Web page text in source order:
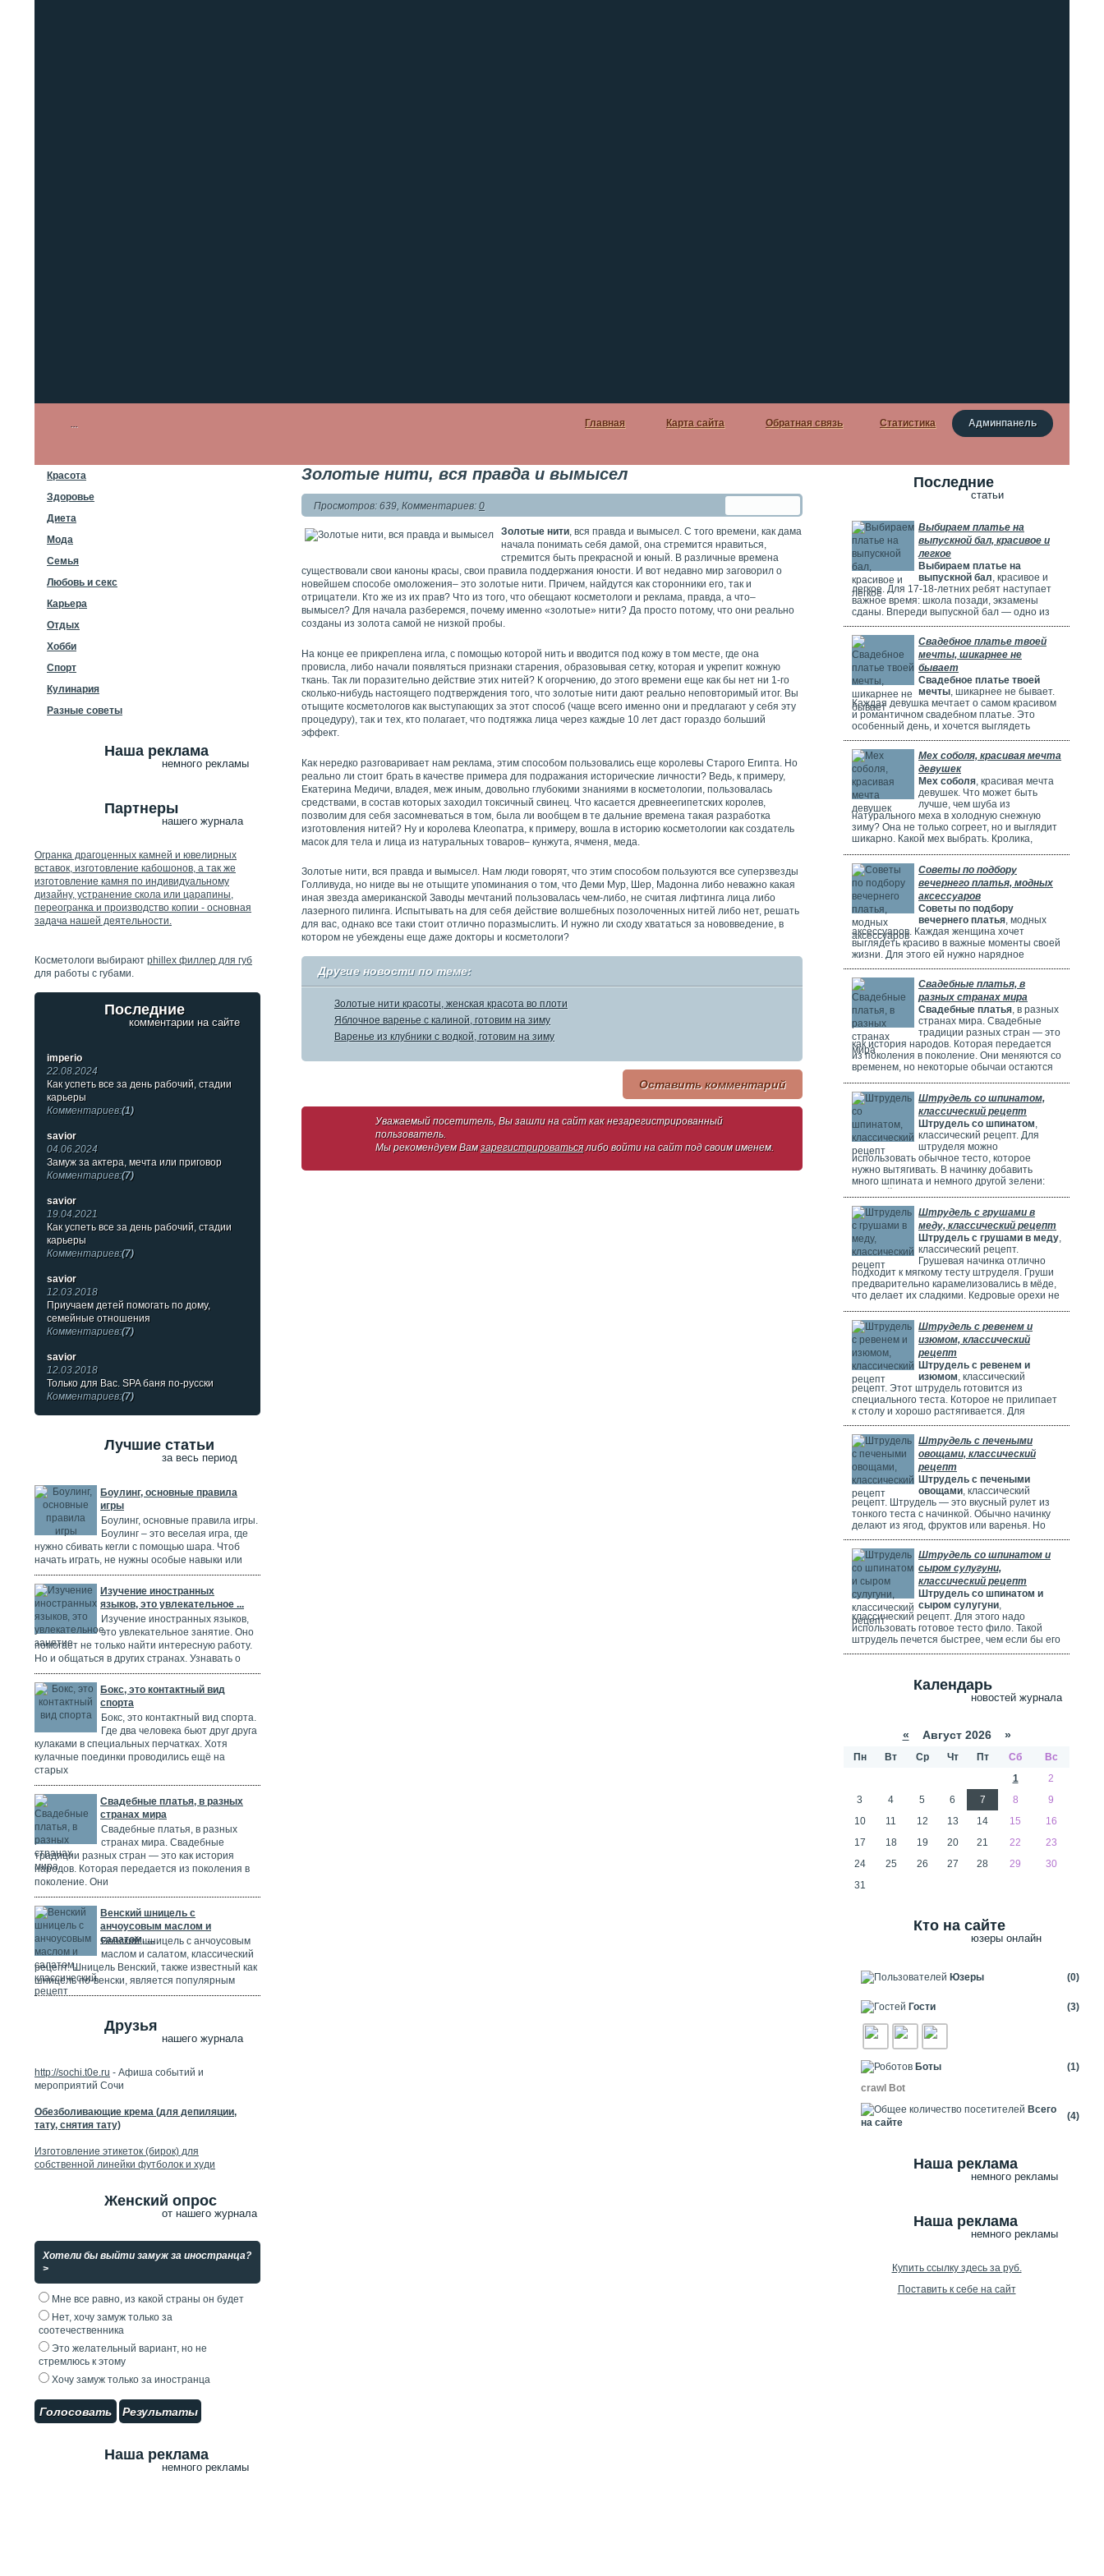
Админпанель
Статистика
Обратная связь
Карта сайта
Главная
Золотые нити, вся правда и вымысел
Просмотров: 639, Комментариев: 0
Золотые нити, вся правда и вымысел. С того времени, как дама
начала понимать себя дамой, она стремится нравиться,
стремится быть прекрасной и юный. В различные времена
существовали свои каноны красы, свои правила поддержания юности. И вот недавно мир заговорил о
новейшем способе омоложения– это золотые нити. Причем, найдутся как сторонники его, так и
отрицатели. Кто же из их прав? Что из того, что обещают косметологи и реклама, правда, а что–
вымысел? Для начала разберемся, почему именно «золотые» нити? Да просто потому, что они реально
созданы из золота самой не низкой пробы.
На конце ее прикреплена игла, с помощью которой нить и вводится под кожу в том месте, где она
провисла, либо начали появляться признаки старения, образовывая сетку, которая и укрепит кожную
ткань. Так ли поразительно действие этих нитей? К огорчению, до этого времени еще как бы нет ни 1-го
сколько-нибудь настоящего подтверждения того, что золотые нити дают реально неповторимый итог. Вы
отыщите косметологов как выступающих за этот способ (чаще всего именно они и предлагают у себя эту
процедуру), так и тех, кто полагает, что подтяжка лица через каждые 10 лет даст гораздо больший
эффект.
Как нередко разговаривает нам реклама, этим способом пользовались еще королевы Старого Египта. Но
реально ли стоит брать в качестве примера для подражания исторические личности? Ведь, к примеру,
Екатерина Медичи, владея, меж иным, довольно глубокими знаниями в косметологии, пользовалась
средствами, в состав которых заходил токсичный свинец. Что касается древнеегипетских королев,
позволим для себя засомневаться в том, была ли вообщем в те дальние времена такая разработка
изготовления нитей? Ну и королева Клеопатра, к примеру, вошла в историю косметологии как создатель
масок для тела и лица из натуральных товаров– кунжута, ячменя, меда.
Золотые нити, вся правда и вымысел. Нам люди говорят, что этим способом пользуются все суперзвезды
Голливуда, но нигде вы не отыщите упоминания о том, что Деми Мур, Шер, Мадонна либо неважно какая
иная звезда американской Заводы мечтаний пользовалась чем-либо, не считая лифтинга лица либо
лазерного пилинга. Испытывать на для себя действие волшебных позолоченных нитей либо нет, решать
для вас, однако все таки стоит отлично поразмыслить. И нужно ли сходу хвататься за нововведение, в
котором не убеждены еще даже докторы и косметологи?
Другие новости по теме:
Золотые нити красоты, женская красота во плоти
Яблочное варенье с калиной, готовим на зиму
Варенье из клубники с водкой, готовим на зиму
Оставить комментарий
Уважаемый посетитель, Вы зашли на сайт как незарегистрированный
пользователь.
Мы рекомендуем Вамзарегистрироватьсялибо войти на сайт под своим именем.
Красота
Здоровье
Диета
Мода
Семья
Любовь и секс
Карьера
Отдых
Хобби
Спорт
Кулинария
Разные советы
Наша реклама
немного рекламы
Партнеры
нашего журнала
Огранка драгоценных камней и ювелирных
вставок, изготовление кабошонов, а так же
изготовление камня по индивидуальному
дизайну, устранение скола или царапины,
переогранка и производство копии - основная
задача нашей деятельности.
Косметологи выбирают phillex филлер для губ
для работы с губами.
Последние
комментарии на сайте
imperio
22.08.2024
Как успеть все за день рабочий, стадии
карьеры
Комментариев:(1)
savior
04.06.2024
Замуж за актера, мечта или приговор
Комментариев:(7)
savior
19.04.2021
Как успеть все за день рабочий, стадии
карьеры
Комментариев:(7)
savior
12.03.2018
Приучаем детей помогать по дому,
семейные отношения
Комментариев:(7)
savior
12.03.2018
Только для Вас. SPA баня по-русски
Комментариев:(7)
Лучшие статьи
за весь период
Боулинг, основные правила
игры
Боулинг, основные правила игры.
Боулинг – это веселая игра, где
нужно сбивать кегли с помощью шара. Чтоб
начать играть, не нужны особые навыки или
Изучение иностранных
языков, это увлекательное ...
Изучение иностранных языков,
это увлекательное занятие. Оно
помогает не только найти интересную работу.
Но и общаться в других странах. Узнавать о
Бокс, это контактный вид
спорта
Бокс, это контактный вид спорта.
Где два человека бьют друг друга
кулаками в специальных перчатках. Хотя
кулачные поединки проводились ещё на
старых
Свадебные платья, в разных
странах мира
Свадебные платья, в разных
странах мира. Свадебные
традиции разных стран — это как история
народов. Которая передается из поколения в
поколение. Они
Венский шницель с
анчоусовым маслом и
салатом, ...
Венский шницель с анчоусовым
маслом и салатом, классический
рецепт. Шницель Венский, также известный как
шницель по-венски, является популярным
Друзья
нашего журнала
http://sochi.t0e.ru - Афиша событий и
мероприятий Сочи
Обезболивающие крема (для депиляции,
тату, снятия тату)
Изготовление этикеток (бирок) для
собственной линейки футболок и худи
Женский опрос
от нашего журнала
Хотели бы выйти замуж за иностранца?
>
Мне все равно, из какой страны он будет
Нет, хочу замуж только за
соотечественника
Это желательный вариант, но не
стремлюсь к этому
Хочу замуж только за иностранца
Голосовать Результаты
Наша реклама
немного рекламы
Последние
статьи
Выбираем платье на
выпускной бал, красивое и
легкое
Выбираем платье на
выпускной бал, красивое и
легкое. Для 17-18-летних ребят наступает
важное время: школа позади, экзамены
сданы. Впереди выпускной бал — одно из
самых красивых и радостных событий.
Особенно тщательно готовятся девушки.
Они заранее думают о наряде, прическе,
макияже и аксессуарах. Выпускной бал
можно сравнить с конкурсом красоты. Где
девушки соревнуются, кто лучше выглядит.
Свадебное платье твоей
мечты, шикарнее не
бывает
Свадебное платье твоей
мечты, шикарнее не бывает.
Каждая девушка мечтает о самом красивом
и романтичном свадебном платье. Это
особенный день, и хочется выглядеть
потрясающе! Но выбрать идеальное платье
может быть непросто. Раньше девушки
ходили по магазинам, смотрели каталоги и
искали платье в интернете. Сейчас это
проще благодаря онлайн-каталогам. Там
можно найти много красивых нарядов от
разных дизайнеров.
Мех соболя, красивая мечта
девушек
Мех соболя, красивая мечта
девушек. Что может быть
лучше, чем шуба из
натурального меха в холодную снежную
зиму? Она не только согреет, но и выглядит
шикарно. Какой мех выбрать. Кролика,
женщины чаще всего выбирают шубы из
соболя. Они красивые, дорогие и выглядят
очень элегантно. Соболя называют
"Королем всех мехов". Это значит, что он
самый шикарный и роскошный.
Советы по подбору
вечернего платья, модных
аксессуаров
Советы по подбору
вечернего платья, модных
аксессуаров. Каждая женщина хочет
выглядеть красиво в важные моменты своей
жизни. Для этого ей нужно нарядное
платье. В Москве огромный выбор таких
платьев. Вечерние платья в Москве очень
популярны. Потому что в городе много
театров, клубов и других мест. Где можно
повеселиться или встретиться с друзьями.
Также часто проходят праздничные
мероприятия, на которых нужно выглядеть
элегантно.
Свадебные платья, в
разных странах мира
Свадебные платья, в разных
странах мира. Свадебные
традиции разных стран — это
как история народов. Которая передается
из поколения в поколение. Они меняются со
временем, но некоторые обычаи остаются
невесты одеваются на свадьбу. И какие
символы несут их наряды.Штрудель со шпинатом,
классический рецепт
Штрудель со шпинатом,
классический рецепт. Для
штруделя можно
использовать обычное тесто, которое
нужно вытягивать. В начинку добавить
много шпината и немного другой зелени:
полезен, потому что в нем много витаминов,
минералов и веществ, которые защищают
клетки. Он богат витаминами A, C, E и K,
содержит кальций, который важен для зубов
и костей. И пищевые волокна, которые
Штрудель с грушами в
меду, классический рецепт
Штрудель с грушами в меду,
классический рецепт.
Грушевая начинка отлично
подходит к мягкому тесту штруделя. Груши
предварительно карамелизовались в мёде,
что делает их сладкими. Кедровые орехи не
Ну вот теперь можете приготовить вкусный
рецепт штруделя.Штрудель с ревенем и
изюмом, классический
рецепт
Штрудель с ревенем и
изюмом, классический
рецепт. Этот штрудель готовится из
специального теста. Которое не прилипает
к столу и хорошо растягивается. Для
начинки мы взяли стебли ревеня. Они
придают выпечке кислый вкус и приятный
аромат, делают штрудель сочным и
вкусным. Можно добавить в начинку
клубнику, яблоки или грушу. Если
используете ягоды, посыпьте их ложкой
муки.
Штрудель с печеными
овощами, классический
рецепт
Штрудель с печеными
овощами, классический
рецепт. Штрудель — это вкусный рулет из
тонкого теста с начинкой. Обычно начинку
делают из ягод, фруктов или варенья. Но
можно использовать и солёные начинки с
грибами, сыром, мясом или овощами. В этом
рецепте начинка готовится из печёных
овощей: цуккини, сладкого перца, зелени и
помидоров. В зависимости от времени года,
в начинку можно добавить баклажаны, сыр,
картофель, морковь или даже свёклу. Если
не хочется возиться с тестом, можно взять
готовое слоёное тесто или тесто фило.
Штрудель со шпинатом и
сыром сулугуни,
классический рецепт
Штрудель со шпинатом и
сыром сулугуни,
классический рецепт. Для этого надо
использовать готовое тесто фило. Такой
штрудель печется быстрее, чем если бы его
делали из обычного теста. Чтобы корочка
вам в приготовлении сложного рецепта.
Календарь
новостей журнала
« Август 2026 »
Пн Вт Ср Чт Пт Сб
Вс
1
2
3
4 5 6 7 8
9
10
11 12 13 14 15
16
17
18 19 20 21 22
23
24
25 26 27 28 29
30
31
Кто на сайте
юзеры онлайн
Юзеры (0)
Гости (3)
Боты
(1)
crawl Bot
Всего
на сайте
(4)
Наша реклама
немного рекламы
Наша реклама
немного рекламы
Купить ссылку здесь за руб.
Поставить к себе на сайт